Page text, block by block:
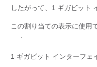
したがって、1 ギガビット
この割り当ての表示に使用
1 ギガビット インターフェ